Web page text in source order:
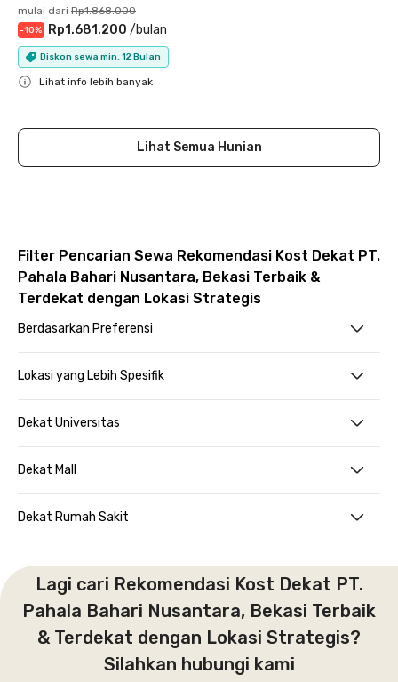
mulai dari Rp1.868.000
-10% Rp1.681.200 /bulan
Diskon sewa min. 12 Bulan
Lihat info lebih banyak
Lihat Semua Hunian
Filter Pencarian Sewa Rekomendasi Kost Dekat PT.
Pahala Bahari Nusantara, Bekasi Terbaik &
Terdekat dengan Lokasi Strategis
Berdasarkan Preferensi
Lokasi yang Lebih Spesifik
Dekat Universitas
Dekat Mall
Dekat Rumah Sakit
Lagi cari Rekomendasi Kost Dekat PT.
Pahala Bahari Nusantara, Bekasi Terbaik
& Terdekat dengan Lokasi Strategis?
Silahkan hubungi kami